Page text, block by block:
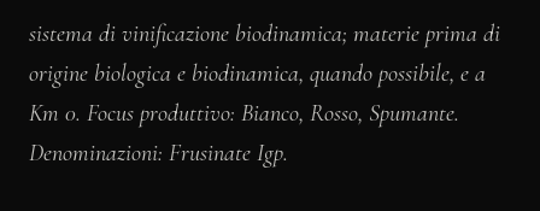
sistema di vinificazione biodinamica; materie prima di
origine biologica e biodinamica, quando possibile, e a
Km 0. Focus produttivo: Bianco, Rosso, Spumante.
Denominazioni: Frusinate Igp.